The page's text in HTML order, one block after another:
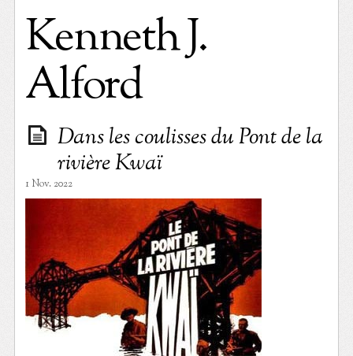
Kenneth J.
Alford
Dans les coulisses du Pont de la
rivière Kwaï
1 Nov. 2022